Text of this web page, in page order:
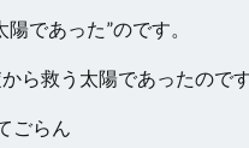
であった”のです。
ら救う太陽であったのです
ごらん